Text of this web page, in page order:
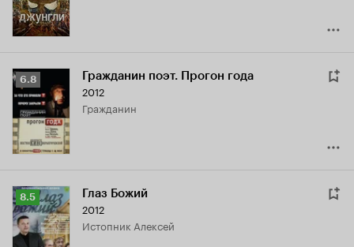
Рейтинг
Кинопоиска
6.8
6.8 Гражданин поэт. Прогон года
2012
гражданин
Рейтинг
Кинопоиска
8.5
8.5 Глаз Божий
2012
истопник Алексей